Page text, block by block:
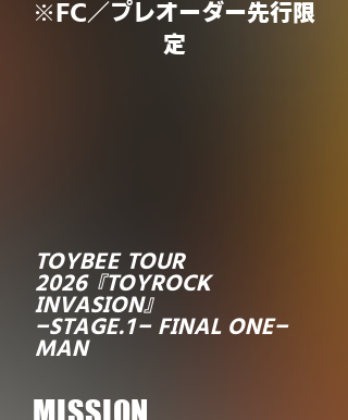
※FC／プレオーダー先行限
定
TOYBEE TOUR
2026『TOYROCK
INVASION』
-STAGE.1- FINAL ONE-
MAN